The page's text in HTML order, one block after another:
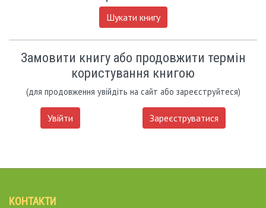
Шукати книгу
Замовити книгу або продовжити термін
користування книгою
(для продовження увійдіть на сайт або зареєструйтеся)
Увійти Зареєструватися
КОНТАКТИ